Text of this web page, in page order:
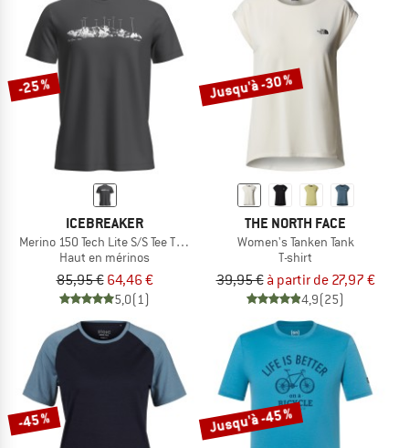
-25 %
ICEBREAKER
Merino 150 Tech Lite S/S Tee The Peaks
Haut en mérinos
85,95 € 64,46 €
5,0(1)
Jusqu'à -30 %
THE NORTH FACE
Women's Tanken Tank
T-shirt
39,95 € à partir de 27,97 €
4,9(25)
-45 % Jusqu'à -45 %